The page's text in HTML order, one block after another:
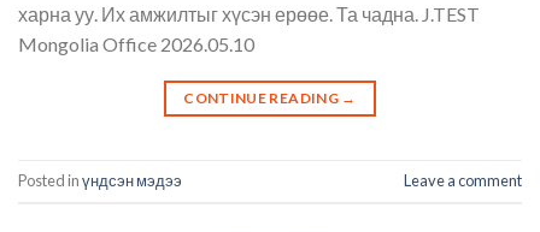
харна уу. Их амжилтыг хүсэн ерөөе. Та чадна. J.TEST
Mongolia Office 2026.05.10
CONTINUE READING →
Posted inүндсэн мэдээ Leave a comment